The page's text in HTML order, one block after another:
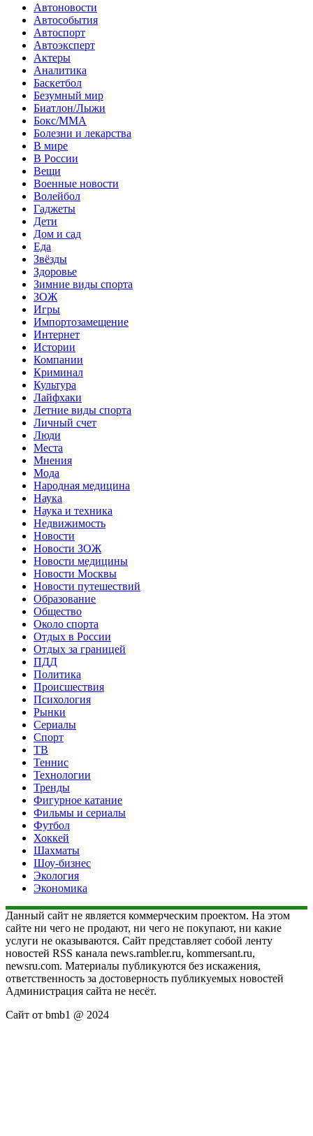
Автоновости
Автособытия
Автоспорт
Автоэксперт
Актеры
Аналитика
Баскетбол
Безумный мир
Биатлон/Лыжи
Бокс/MMA
Болезни и лекарства
В мире
В России
Вещи
Военные новости
Волейбол
Гаджеты
Дети
Дом и сад
Еда
Звёзды
Здоровье
Зимние виды спорта
ЗОЖ
Игры
Импортозамещение
Интернет
Истории
Компании
Криминал
Культура
Лайфхаки
Летние виды спорта
Личный счет
Люди
Места
Мнения
Мода
Народная медицина
Наука
Наука и техника
Недвижимость
Новости
Новости ЗОЖ
Новости медицины
Новости Москвы
Новости путешествий
Образование
Общество
Около спорта
Отдых в России
Отдых за границей
ПДД
Политика
Происшествия
Психология
Рынки
Сериалы
Спорт
ТВ
Теннис
Технологии
Тренды
Фигурное катание
Фильмы и сериалы
Футбол
Хоккей
Шахматы
Шоу-бизнес
Экология
Экономика
Данный сайт не является коммерческим проектом. На этом
сайте ни чего не продают, ни чего не покупают, ни какие
услуги не оказываются. Сайт представляет собой ленту
новостей RSS канала news.rambler.ru, kommersant.ru,
newsru.com. Материалы публикуются без искажения,
ответственность за достоверность публикуемых новостей
Администрация сайта не несёт.
Сайт от bmb1 @ 2024